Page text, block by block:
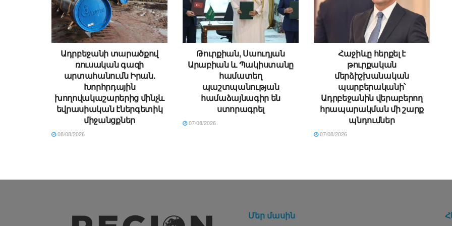
Ադրբեջանի տարածքով
ռուսական գազի
արտահանումն Իրան.
Խորհրդային
խողովակաշարերից մինչև
եվրասիական էներգետիկ
միջանցքներ
08/08/2026
Թուրքիան, Սաուդյան
Արաբիան և Պակիստանը
համատեղ
պաշտպանության
համաձայնագիր են
ստորագրել
07/08/2026
Հաջիևը հերքել է
թուրքական
մերձիշխանական
պարբերականի՝
Ադրբեջանին վերաբերող
հրապարակման մի շարք
պնդումներ
07/08/2026
Մեր մասին